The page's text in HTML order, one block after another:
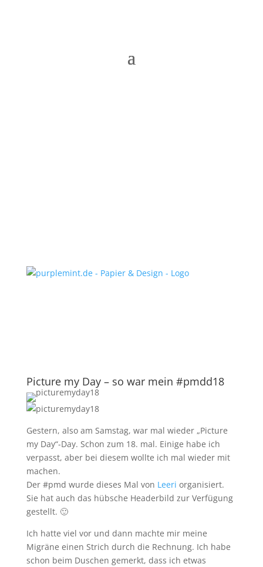
Picture my Day – so war mein #pmdd18
Gestern, also am Samstag, war mal wieder „Picture
my Day“-Day. Schon zum 18. mal. Einige habe ich
verpasst, aber bei diesem wollte ich mal wieder mit
machen.
Der #pmd wurde dieses Mal von Leeri organisiert.
Sie hat auch das hübsche Headerbild zur Verfügung
gestellt. 🙂
Ich hatte viel vor und dann machte mir meine
Migräne einen Strich durch die Rechnung. Ich habe
schon beim Duschen gemerkt, dass ich etwas